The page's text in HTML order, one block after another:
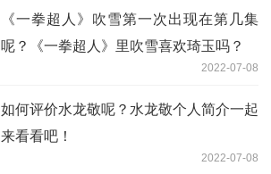
《一拳超人》吹雪第一次出现在第几集
呢？《一拳超人》里吹雪喜欢琦玉吗？
2022-07-08
如何评价水龙敬呢？水龙敬个人简介一起
来看看吧！
2022-07-08